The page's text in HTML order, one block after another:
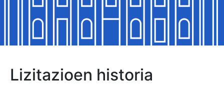
Erakutsi/Ezkutatu
Erakutsi/Ezkutatu
Erakutsi/Ezkutatu
Lizitazioen historia